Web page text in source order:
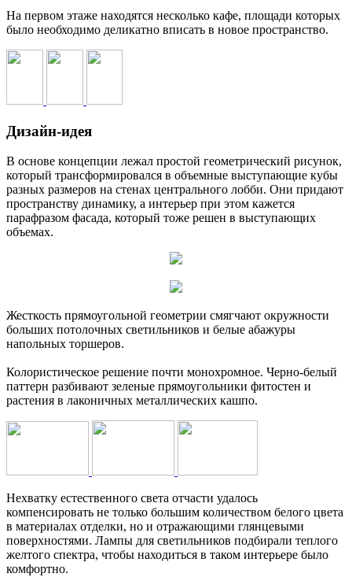
На первом этаже находятся несколько кафе, площади которых
было необходимо деликатно вписать в новое пространство.
Дизайн-идея
В основе концепции лежал простой геометрический рисунок,
который трансформировался в объемные выступающие кубы
разных размеров на стенах центрального лобби. Они придают
пространству динамику, а интерьер при этом кажется
парафразом фасада, который тоже решен в выступающих
объемах.
Жесткость прямоугольной геометрии смягчают окружности
больших потолочных светильников и белые абажуры
напольных торшеров.
Колористическое решение почти монохромное. Черно-белый
паттерн разбивают зеленые прямоугольники фитостен и
растения в лаконичных металлических кашпо.
Нехватку естественного света отчасти удалось
компенсировать не только большим количеством белого цвета
в материалах отделки, но и отражающими глянцевыми
поверхностями. Лампы для светильников подбирали теплого
желтого спектра, чтобы находиться в таком интерьере было
комфортно.